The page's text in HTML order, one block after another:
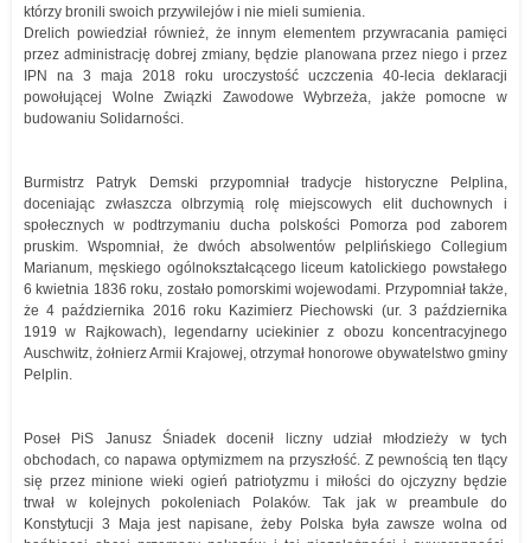
którzy bronili swoich przywilejów i nie mieli sumienia.
Drelich powiedział również, że innym elementem przywracania pamięci
przez administrację dobrej zmiany, będzie planowana przez niego i przez
IPN na 3 maja 2018 roku uroczystość uczczenia 40-lecia deklaracji
powołującej Wolne Związki Zawodowe Wybrzeża, jakże pomocne w
budowaniu Solidarności.
Burmistrz Patryk Demski przypomniał tradycje historyczne Pelplina,
doceniając zwłaszcza olbrzymią rolę miejscowych elit duchownych i
społecznych w podtrzymaniu ducha polskości Pomorza pod zaborem
pruskim. Wspomniał, że dwóch absolwentów pelplińskiego Collegium
Marianum, męskiego ogólnokształcącego liceum katolickiego powstałego
6 kwietnia 1836 roku, zostało pomorskimi wojewodami. Przypomniał także,
że 4 października 2016 roku Kazimierz Piechowski (ur. 3 października
1919 w Rajkowach), legendarny uciekinier z obozu koncentracyjnego
Auschwitz, żołnierz Armii Krajowej, otrzymał honorowe obywatelstwo gminy
Pelplin.
Poseł PiS Janusz Śniadek docenił liczny udział młodzieży w tych
obchodach, co napawa optymizmem na przyszłość. Z pewnością ten tlący
się przez minione wieki ogień patriotyzmu i miłości do ojczyzny będzie
trwał w kolejnych pokoleniach Polaków. Tak jak w preambule do
Konstytucji 3 Maja jest napisane, żeby Polska była zawsze wolna od